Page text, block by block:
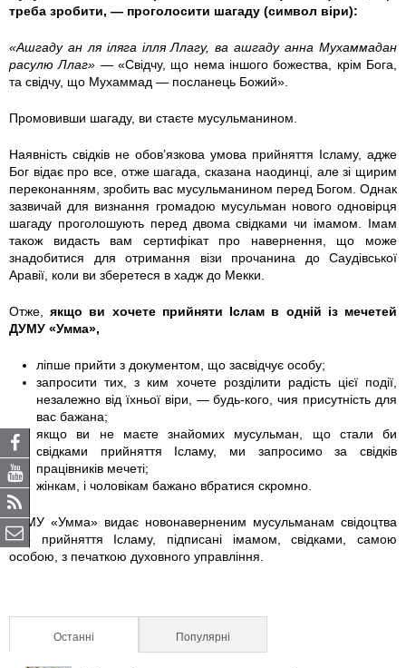
треба зробити, — проголосити шагаду (символ віри):
«Ашгаду ан ля іляга ілля Ллагу, ва ашгаду анна Мухаммадан
расулю Ллаг» — «Свідчу, що нема іншого божества, крім Бога,
та свідчу, що Мухаммад — посланець Божий».
Промовивши шагаду, ви стаєте мусульманином.
Наявність свідків не обов’язкова умова прийняття Ісламу, адже
Бог відає про все, отже шагада, сказана наодинці, але зі щирим
переконанням, зробить вас мусульманином перед Богом. Однак
зазвичай для визнання громадою мусульман нового одновірця
шагаду проголошують перед двома свідками чи імамом. Імам
також видасть вам сертифікат про навернення, що може
знадобитися для отримання візи прочанина до Саудівської
Аравії, коли ви зберетеся в хадж до Мекки.
Отже,якщо ви хочете прийняти Іслам в одній із мечетей
ДУМУ «Умма»,
ліпше прийти з документом, що засвідчує особу;
запросити тих, з ким хочете розділити радість цієї події,
незалежно від їхньої віри, — будь-кого, чия присутність для
вас бажана;
якщо ви не маєте знайомих мусульман, що стали би
свідками прийняття Ісламу, ми запросимо за свідків
працівників мечеті;
жінкам, і чоловікам бажано вбратися скромно.
ДУМУ «Умма» видає новонаверненим мусульманам свідоцтва
про прийняття Ісламу, підписані імамом, свідками, самою
особою, з печаткою духовного управління.
Останні (активна вкладка)Популярні